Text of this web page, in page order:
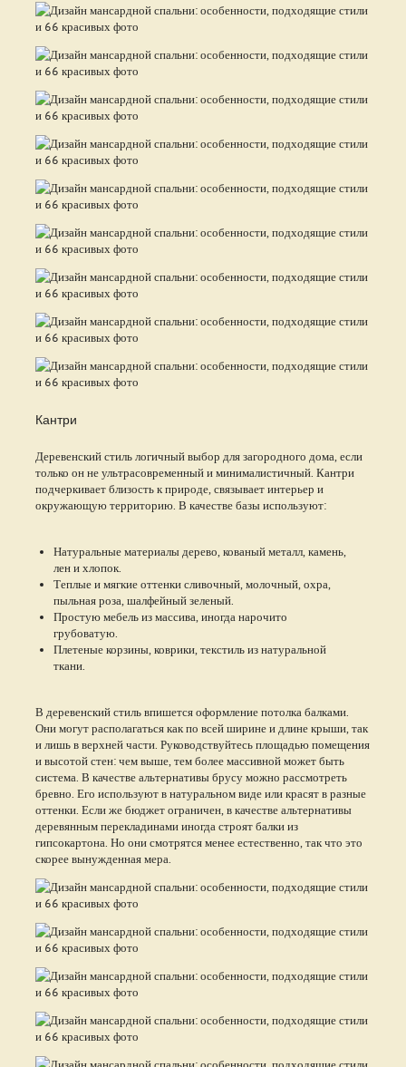
Кантри
Деревенский стиль логичный выбор для загородного дома, если
только он не ультрасовременный и минималистичный. Кантри
подчеркивает близость к природе, связывает интерьер и
окружающую территорию. В качестве базы используют:
Натуральные материалы дерево, кованый металл, камень,
лен и хлопок.
Теплые и мягкие оттенки сливочный, молочный, охра,
пыльная роза, шалфейный зеленый.
Простую мебель из массива, иногда нарочито
грубоватую.
Плетеные корзины, коврики, текстиль из натуральной
ткани.
В деревенский стиль впишется оформление потолка балками.
Они могут располагаться как по всей ширине и длине крыши, так
и лишь в верхней части. Руководствуйтесь площадью помещения
и высотой стен: чем выше, тем более массивной может быть
система. В качестве альтернативы брусу можно рассмотреть
бревно. Его используют в натуральном виде или красят в разные
оттенки. Если же бюджет ограничен, в качестве альтернативы
деревянным перекладинами иногда строят балки из
гипсокартона. Но они смотрятся менее естественно, так что это
скорее вынужденная мера.